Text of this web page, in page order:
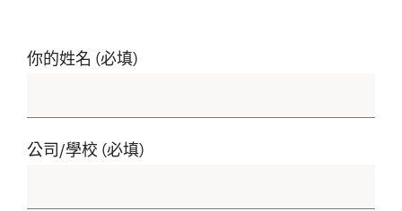
你的姓名 (必填)
公司/學校 (必填)